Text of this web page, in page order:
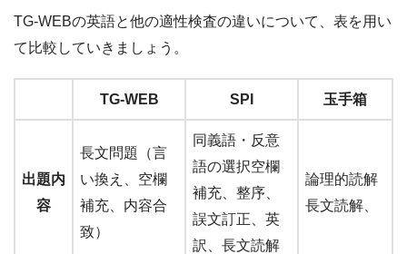
TG-WEBの英語と他の適性検査の違いについて、表を用い
て比較していきましょう。
TG-WEB SPI 玉手箱
出題内
容
長文問題（言
い換え、空欄
補充、内容合
致）
同義語・反意
語の選択空欄
補充、整序、
誤文訂正、英
訳、長文読解
論理的読解
長文読解、